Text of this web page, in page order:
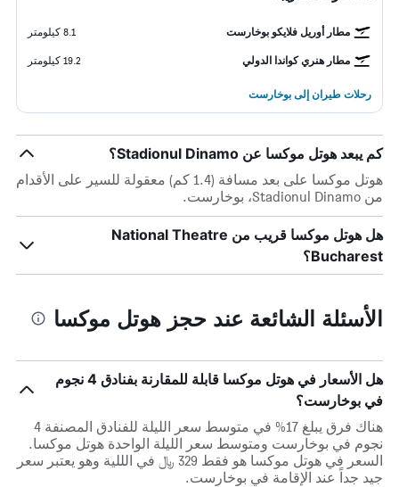
مطار أوريل فلايكو بوخارست 8.1 كيلومتر
مطار هنري كواندا الدولي 19.2 كيلومتر
رحلات طيران إلى بوخارست
كم يبعد هوتل موكسا عن Stadionul Dinamo؟
هوتل موكسا على بعد مسافة (1.4 كم) معقولة للسير على الأقدام
من Stadionul Dinamo، بوخارست.
هل هوتل موكسا قريب من National Theatre
Bucharest؟
الأسئلة الشائعة عند حجز هوتل موكسا
هل الأسعار في هوتل موكسا قابلة للمقارنة بفنادق 4 نجوم
في بوخارست؟
هناك فرق يبلغ 17% في متوسط ​​سعر الليلة للفنادق المصنفة 4
نجوم في بوخارست ومتوسط ​​سعر الليلة الواحدة هوتل موكسا.
السعر في هوتل موكسا هو فقط 329 ﷼ في الللية وهو يعتبر سعر
جيد جداً عند الإقامة في بوخارست.